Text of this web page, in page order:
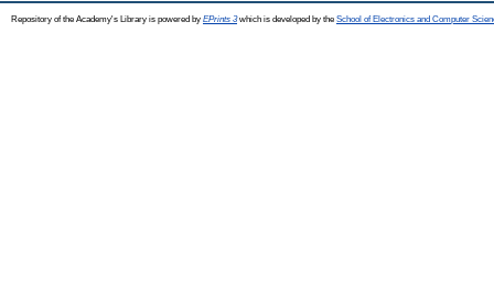
Repository of the Academy's Library is powered by EPrints 3which is developed by the School of Electronics and Computer